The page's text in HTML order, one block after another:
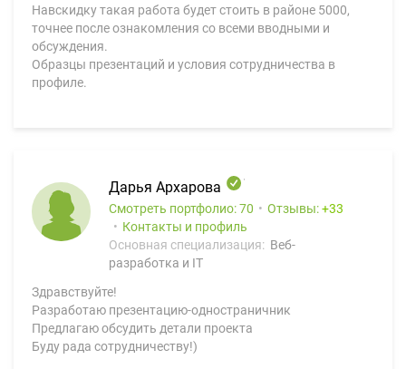
Навскидку такая работа будет стоить в районе 5000,
точнее после ознакомления со всеми вводными и
обсуждения.
Образцы презентаций и условия сотрудничества в
профиле.
Дарья Архарова
Смотреть портфолио: 70 Отзывы:
33
Контакты и профиль
Основная специализация: Веб-
разработка и IT
Здравствуйте!
Разработаю презентацию-одностраничник
Предлагаю обсудить детали проекта
Буду рада сотрудничеству!)